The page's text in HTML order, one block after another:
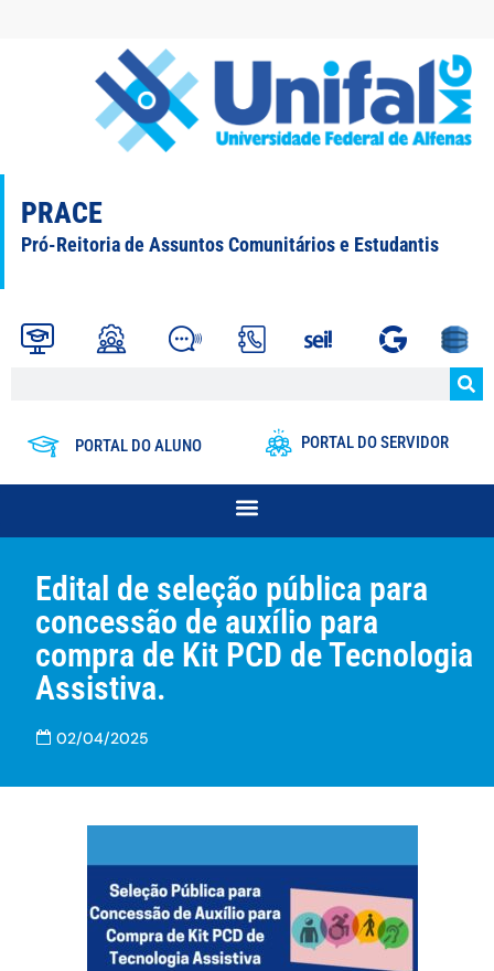
PRACE
Pró-Reitoria de Assuntos Comunitários e Estudantis
PORTAL DO ALUNO PORTAL DO SERVIDOR
Edital de seleção pública para
concessão de auxílio para
compra de Kit PCD de Tecnologia
Assistiva.
02/04/2025